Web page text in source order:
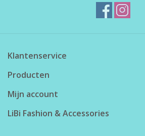
Klantenservice
Producten
Mijn account
LiBi Fashion & Accessories